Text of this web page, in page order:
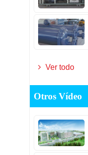
Ver todo
Otros Vídeo